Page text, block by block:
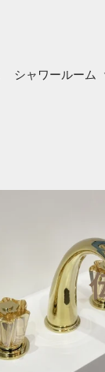
シャワールーム